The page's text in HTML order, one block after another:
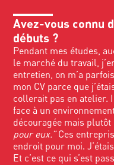
Avez-vous connu
débuts ?
Pendant mes études,
le marché du travail,
entretien, on m’a
mon CV parce que
collerait pas en atelier.
face à un
découragée mais
pour eux.”Ces
endroit pour moi.
Et c’est ce qui s’est